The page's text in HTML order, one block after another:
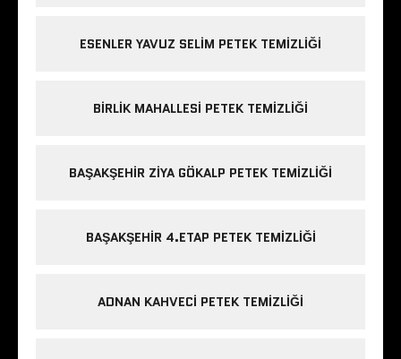
ESENLER YAVUZ SELIM PETEK TEMIZLIĞI
BIRLIK MAHALLESI PETEK TEMIZLIĞI
BAŞAKŞEHIR ZIYA GÖKALP PETEK TEMIZLIĞI
BAŞAKŞEHIR 4.ETAP PETEK TEMIZLIĞI
ADNAN KAHVECI PETEK TEMIZLIĞI